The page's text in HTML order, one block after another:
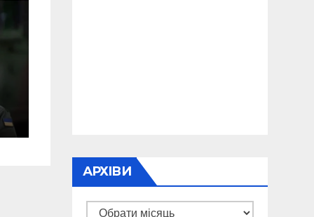
АРХІВИ
Архіви